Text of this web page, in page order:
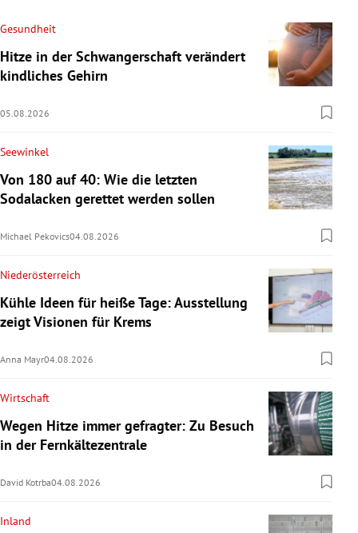
Gesundheit
Hitze in der Schwangerschaft verändert
kindliches Gehirn
05.08.2026
Seewinkel
Von 180 auf 40: Wie die letzten
Sodalacken gerettet werden sollen
Michael Pekovics04.08.2026
Niederösterreich
Kühle Ideen für heiße Tage: Ausstellung
zeigt Visionen für Krems
Anna Mayr04.08.2026
Wirtschaft
Wegen Hitze immer gefragter: Zu Besuch
in der Fernkältezentrale
David Kotrba04.08.2026
Inland